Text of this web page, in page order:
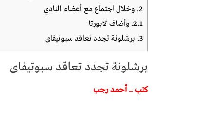
2. وخلال اجتماع مع أعضاء النادي
2.1. وأضاف لابورتا
3. برشلونة تجدد تعاقد سبوتيفاى
برشلونة تجدد تعاقد سبوتيفاى
كتب .. أحمد رجب